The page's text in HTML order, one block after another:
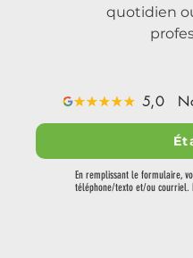
quotidien
5,0
En remplissant le formulaire,
téléphone/texto et/ou courriel.